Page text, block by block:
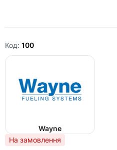
Код: 100
Wayne
На замовлення